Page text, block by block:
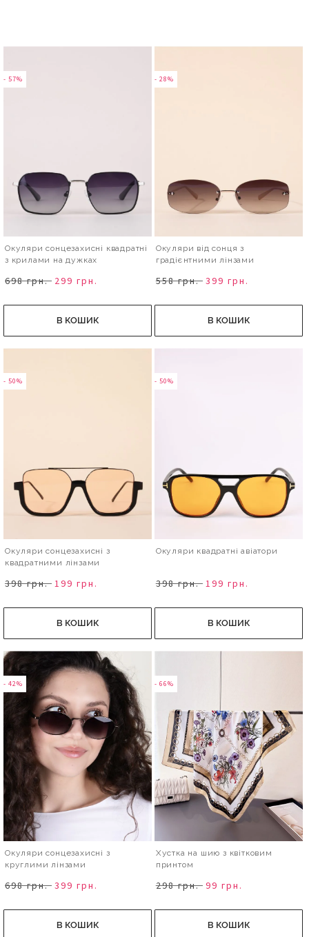
- 57%
Окуляри сонцезахисні квадратні
з крилами на дужках
698 грн. 299 грн.
В КОШИК
- 28%
Окуляри від сонця з
градієнтними лінзами
558 грн. 399 грн.
В КОШИК
- 50%
Окуляри сонцезахисні з
квадратними лінзами
398 грн. 199 грн.
В КОШИК
- 50%
Окуляри квадратні авіатори
398 грн. 199 грн.
В КОШИК
- 42%
Окуляри сонцезахисні з
круглими лінзами
698 грн. 399 грн.
В КОШИК
- 66%
Хустка на шию з квітковим
принтом
298 грн. 99 грн.
В КОШИК